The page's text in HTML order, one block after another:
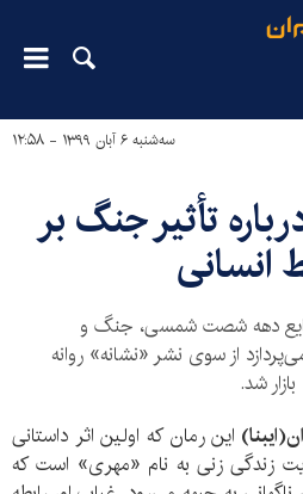
سه‌شنبه ۶ آبان ۱۳۹۹ - ۱۲:۵۸
تأثیر جنگ بر
انسانی
دهه شصت شمسی، جنگ و
از سوی نشر «نشانه» روانه
بازار شد.
این رمان که اولین اثر داستانی
زندگی زنی به نام «مهری» است که